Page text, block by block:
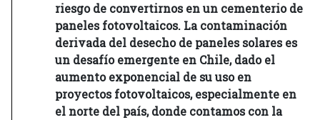
riesgo de convertirnos en un cementerio de
paneles fotovoltaicos. La contaminación
derivada del desecho de paneles solares es
un desafío emergente en Chile, dado el
aumento exponencial de su uso en
proyectos fotovoltaicos, especialmente en
el norte del país, donde contamos con la